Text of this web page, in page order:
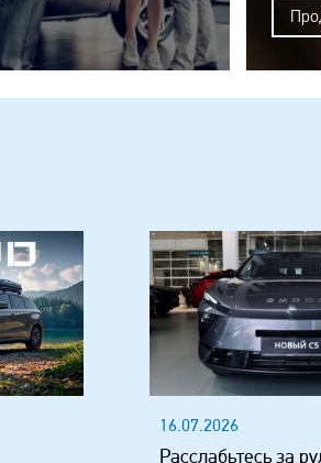
16.07.2026
Расслабьтесь за